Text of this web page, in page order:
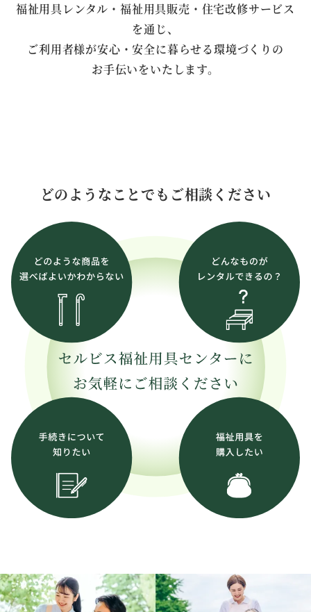
福祉用具レンタル・福祉用具販売・住宅改修サービス
を通じ、
ご利用者様が安心・安全に暮らせる環境づくりの
お手伝いをいたします。
どのようなことでもご相談ください